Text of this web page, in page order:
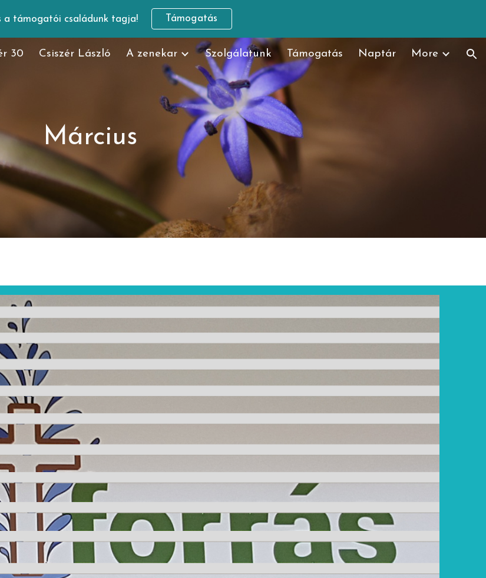
Skip to navigation
a támogatói családunk tagja! Támogatás
30 Csiszér László A zenekar Szolgálatunk Támogatás Naptár More
Március